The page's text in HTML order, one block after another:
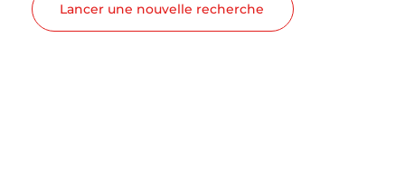
Lancer une nouvelle recherche